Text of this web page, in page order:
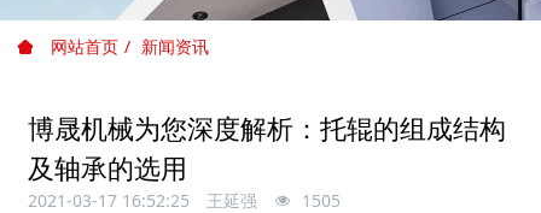
网站首页 新闻资讯
博晟机械为您深度解析：托辊的组成结构
及轴承的选用
2021-03-17 16:52:25 王延强 1505